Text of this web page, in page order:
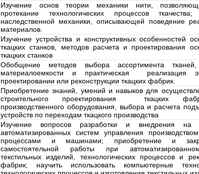
Изучение основ теории механики нити,
протекание технологических процессов
наследственной механики, описывающей поведение
материалов.
Изучение устройства и конструктивных особенностей
ткацких станков, методов расчета и проектирования
ткацких станков
Обобщение методов выбора ассортимента
материалоемкости и практическая реализация
проектировании или реконструкции ткацких фабрик.
Приобретение знаний, умений и навыков для
строительного проектирования ткацких
производственного оборудования, выбора и расчета
устройств по переходам ткацкого производства
Изучение вопросов разработки и внедрения на
автоматизированных систем управления
процессами и машинами; приобретение и
самостоятельной работы при
текстильных изделий, технологических процессов и
фабрик; научить использовать компьютерные